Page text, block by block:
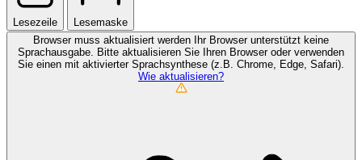
Lesezeile
Lesemaske
Browser muss aktualisiert werden
Ihr Browser unterstützt keine
Sprachausgabe. Bitte aktualisieren Sie Ihren Browser oder verwenden
Sie einen mit aktivierter Sprachsynthese (z.B. Chrome, Edge, Safari).
Wie aktualisieren?